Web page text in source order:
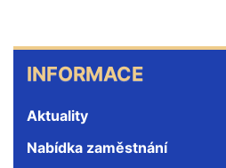
INFORMACE
INFORMACE
Aktuality
Nabídka zaměstnání